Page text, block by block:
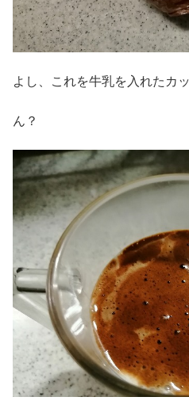
よし、これを牛乳を入れたカ
ん？